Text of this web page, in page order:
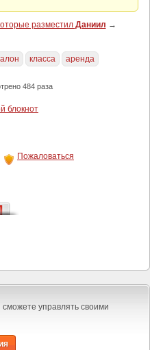
разместил Даниил →
класса аренда
484 раза
блокнот
Пожаловаться
сможете управлять своими